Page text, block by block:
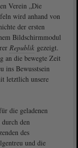
Verein „Die
wird anhand von
der ersten
Bildschirmmodul
Republik gezeigt.
an die bewegte Zeit
ins Bewusstsein
letztlich unsere
die geladenen
den
des
und die